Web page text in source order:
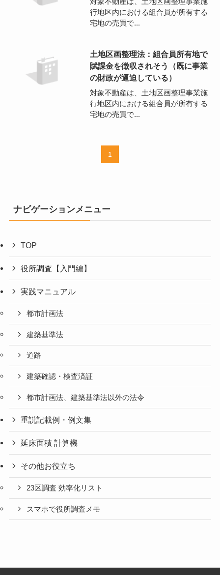
行地区内における組合員が所有する
宅地の売買で...
土地区画整理法：組合員所有地で
賦課金を徴収されそう（既に事業
の財政が逼迫している）
対象不動産は、土地区画整理事業施
行地区内における組合員が所有する
宅地の売買で...
1
ナビゲーションメニュー
TOP
役所調査【入門編】
実践マニュアル
都市計画法
建築基準法
道路
建築確認・検査済証
都市計画法、建築基準法以外の法令
重説記載例・例文集
延床面積 計算機
その他お役立ち
23区調査 効率化リスト
スマホで役所調査メモ